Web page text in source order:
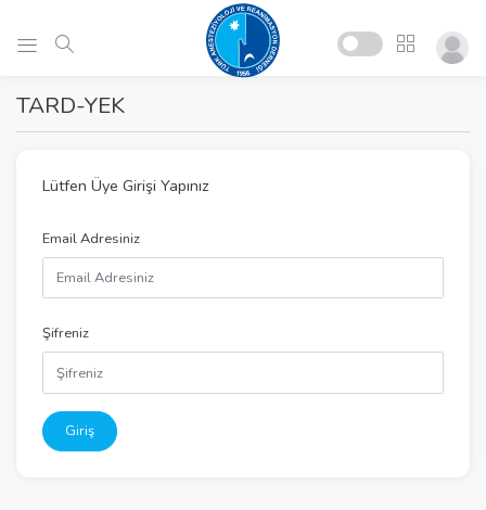
TARD-YEK
Lütfen Üye Girişi Yapınız
Email Adresiniz
Şifreniz
Giriş